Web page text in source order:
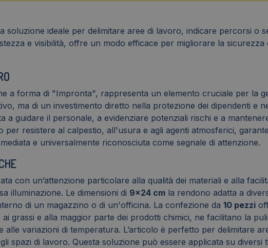
ideale per delimitare aree di lavoro, indicare percorsi o
e visibilità, offre un modo efficace per migliorare la sicurezza
a forma di "Impronta", rappresenta un elemento cruciale per la
ma di un investimento diretto nella protezione dei dipendenti e
a guidare il personale, a evidenziare potenziali rischi e a
resistere al calpestio, all'usura e agli agenti atmosferici,
e universalmente riconosciuta come segnale di attenzione.
con un’attenzione particolare alla qualità dei materiali e alla
illuminazione. Le dimensioni di 9x24 cm la rendono adatta a
di un magazzino o di un'officina. La confezione da 10 pezzi
grassi e alla maggior parte dei prodotti chimici, ne facilitano la
variazioni di temperatura. L’articolo è perfetto per delimitare
spazi di lavoro. Questa soluzione può essere applicata su diversi